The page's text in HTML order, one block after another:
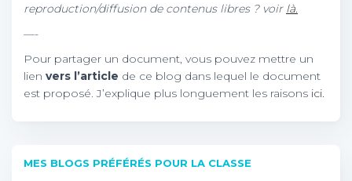
reproduction/diffusion de contenus libres ? voir là.
—-
Pour partager un document, vous pouvez mettre un
lien vers l’article de ce blog dans lequel le document
est proposé. J’explique plus longuement les raisons ici.
MES BLOGS PRÉFÉRÉS POUR LA CLASSE